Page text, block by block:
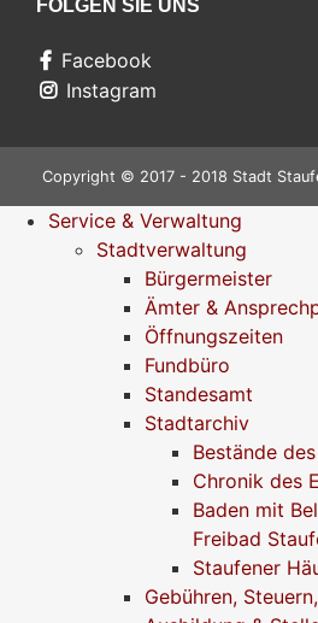
FOLGEN SIE UNS
Facebook
Instagram
Copyright © 2017 - 2018 Stadt
Service & Verwaltung
Stadtverwaltung
Bürgermeister
Ämter &
Öffnungszeiten
Fundbüro
Standesamt
Stadtarchiv
Bestände
Chronik des
Baden mit
Freibad
Staufener
Gebühren,